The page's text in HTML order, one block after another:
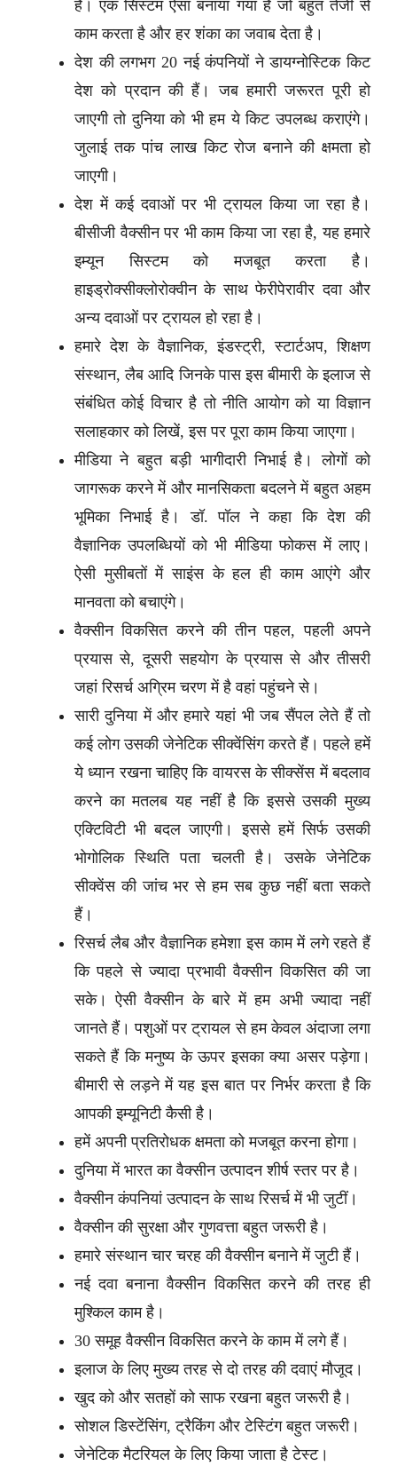
हैं। एक सिस्टम ऐसा बनाया गया है जो बहुत तेजी से
काम करता है और हर शंका का जवाब देता है।
देश की लगभग 20 नई कंपनियों ने डायग्नोस्टिक किट
देश को प्रदान की हैं। जब हमारी जरूरत पूरी हो
जाएगी तो दुनिया को भी हम ये किट उपलब्ध कराएंगे।
जुलाई तक पांच लाख किट रोज बनाने की क्षमता हो
जाएगी।
देश में कई दवाओं पर भी ट्रायल किया जा रहा है।
बीसीजी वैक्सीन पर भी काम किया जा रहा है, यह हमारे
इम्यून सिस्टम को मजबूत करता है।
हाइड्रोक्सीक्लोरोक्वीन के साथ फेरीपेरावीर दवा और
अन्य दवाओं पर ट्रायल हो रहा है।
हमारे देश के वैज्ञानिक, इंडस्ट्री, स्टार्टअप, शिक्षण
संस्थान, लैब आदि जिनके पास इस बीमारी के इलाज से
संबंधित कोई विचार है तो नीति आयोग को या विज्ञान
सलाहकार को लिखें, इस पर पूरा काम किया जाएगा।
मीडिया ने बहुत बड़ी भागीदारी निभाई है। लोगों को
जागरूक करने में और मानसिकता बदलने में बहुत अहम
भूमिका निभाई है। डॉ. पॉल ने कहा कि देश की
वैज्ञानिक उपलब्धियों को भी मीडिया फोकस में लाए।
ऐसी मुसीबतों में साइंस के हल ही काम आएंगे और
मानवता को बचाएंगे।
वैक्सीन विकसित करने की तीन पहल, पहली अपने
प्रयास से, दूसरी सहयोग के प्रयास से और तीसरी
जहां रिसर्च अग्रिम चरण में है वहां पहुंचने से।
सारी दुनिया में और हमारे यहां भी जब सैंपल लेते हैं तो
कई लोग उसकी जेनेटिक सीक्वेंसिंग करते हैं। पहले हमें
ये ध्यान रखना चाहिए कि वायरस के सीक्सेंस में बदलाव
करने का मतलब यह नहीं है कि इससे उसकी मुख्य
एक्टिविटी भी बदल जाएगी। इससे हमें सिर्फ उसकी
भोगोलिक स्थिति पता चलती है। उसके जेनेटिक
सीक्वेंस की जांच भर से हम सब कुछ नहीं बता सकते
हैं।
रिसर्च लैब और वैज्ञानिक हमेशा इस काम में लगे रहते हैं
कि पहले से ज्यादा प्रभावी वैक्सीन विकसित की जा
सके। ऐसी वैक्सीन के बारे में हम अभी ज्यादा नहीं
जानते हैं। पशुओं पर ट्रायल से हम केवल अंदाजा लगा
सकते हैं कि मनुष्य के ऊपर इसका क्या असर पड़ेगा।
बीमारी से लड़ने में यह इस बात पर निर्भर करता है कि
आपकी इम्यूनिटी कैसी है।
हमें अपनी प्रतिरोधक क्षमता को मजबूत करना होगा।
दुनिया में भारत का वैक्सीन उत्पादन शीर्ष स्तर पर है।
वैक्सीन कंपनियां उत्पादन के साथ रिसर्च में भी जुटीं।
वैक्सीन की सुरक्षा और गुणवत्ता बहुत जरूरी है।
हमारे संस्थान चार चरह की वैक्सीन बनाने में जुटी हैं।
नई दवा बनाना वैक्सीन विकसित करने की तरह ही
मुश्किल काम है।
30 समूह वैक्सीन विकसित करने के काम में लगे हैं।
इलाज के लिए मुख्य तरह से दो तरह की दवाएं मौजूद।
खुद को और सतहों को साफ रखना बहुत जरूरी है।
सोशल डिस्टेंसिंग, ट्रैकिंग और टेस्टिंग बहुत जरूरी।
जेनेटिक मैटरियल के लिए किया जाता है टेस्ट।